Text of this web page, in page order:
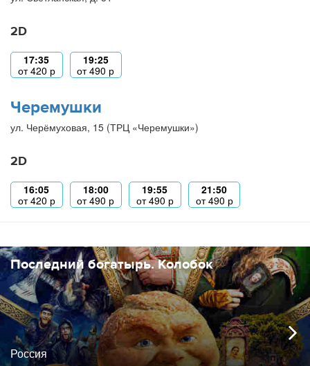
2D
17:35
от420 р
19:25
от490 р
Черемушки
ул. Черёмуховая, 15 (ТРЦ «Черемушки»)
2D
16:05
от420 р
18:00
от490 р
19:55
от490 р
21:50
от490 р
Последний богатырь. Колобок
Россия